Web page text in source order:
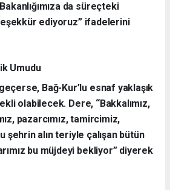
da süreçteki
ediyoruz” ifadelerini
Umudu
Bağ-Kur’lu esnaf yaklaşık
olabilecek. Dere, “Bakkalımız,
pazarcımız, tamircimiz,
şehrin alın teriyle çalışan bütün
bu müjdeyi bekliyor” diyerek